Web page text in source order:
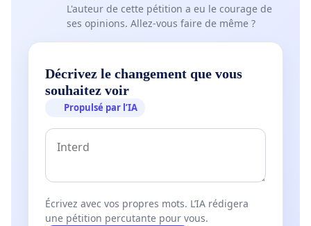
L'auteur de cette pétition a eu le courage de
ses opinions. Allez-vous faire de même ?
Décrivez le changement que vous
souhaitez voir
Propulsé par l’IA
Écrivez avec vos propres mots. L’IA rédigera
une pétition percutante pour vous.